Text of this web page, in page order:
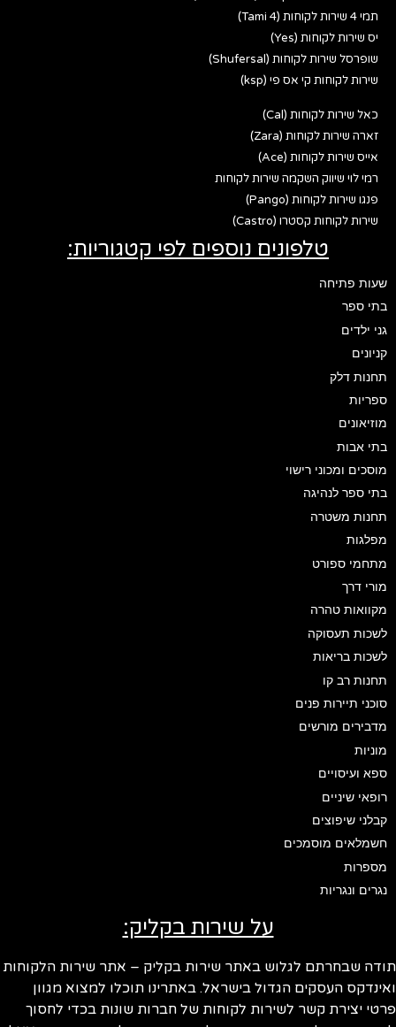
תמי 4 שירות לקוחות (Tami 4)
יס שירות לקוחות (Yes)
שופרסל שירות לקוחות (Shufersal)
שירות לקוחות קי אס פי (ksp)
כאל שירות לקוחות (Cal)
זארה שירות לקוחות (Zara)
אייס שירות לקוחות (Ace)
רמי לוי שיווק השקמה שירות לקוחות
פנגו שירות לקוחות (Pango)
שירות לקוחות קסטרו (Castro)
טלפונים נוספים לפי קטגוריות:
שעות פתיחה
בתי ספר
גני ילדים
קניונים
תחנות דלק
ספריות
מוזיאונים
בתי אבות
מוסכים ומכוני רישוי
בתי ספר לנהיגה
תחנות משטרה
מפלגות
מתחמי ספורט
מורי דרך
מקוואות טהרה
לשכות תעסוקה
לשכות בריאות
תחנות רב קו
סוכני תיירות פנים
מדבירים מורשים
מוניות
ספא ועיסויים
רופאי שיניים
קבלני שיפוצים
חשמלאים מוסמכים
מספרות
נגרים ונגריות
על שירות בקליק:
תודה שבחרתם לגלוש באתר שירות בקליק – אתר שירות הלקוחות
ואינדקס העסקים הגדול בישראל. באתרינו תוכלו למצוא מגוון
פרטי יצירת קשר לשירות לקוחות של חברות שונות בכדי לחסוך